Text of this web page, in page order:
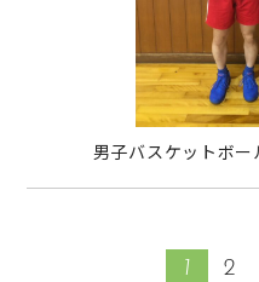
男子バスケットボ
1 2